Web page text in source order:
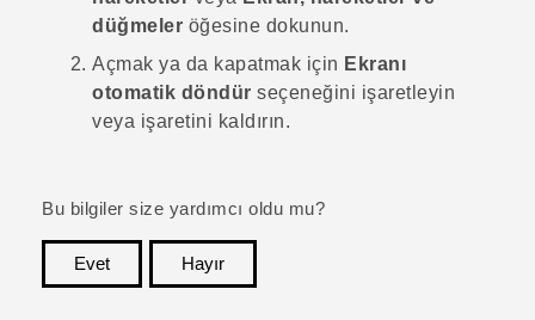
düğmeler öğesine dokunun.
Açmak ya da kapatmak için Ekranı
otomatik döndür seçeneğini işaretleyin
veya işaretini kaldırın.
Bu bilgiler size yardımcı oldu mu?
Evet
Hayır